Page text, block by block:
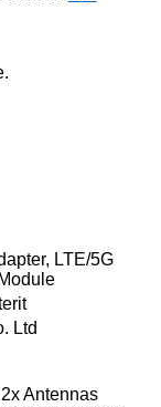
LTE/5G
Ltd
Antennas